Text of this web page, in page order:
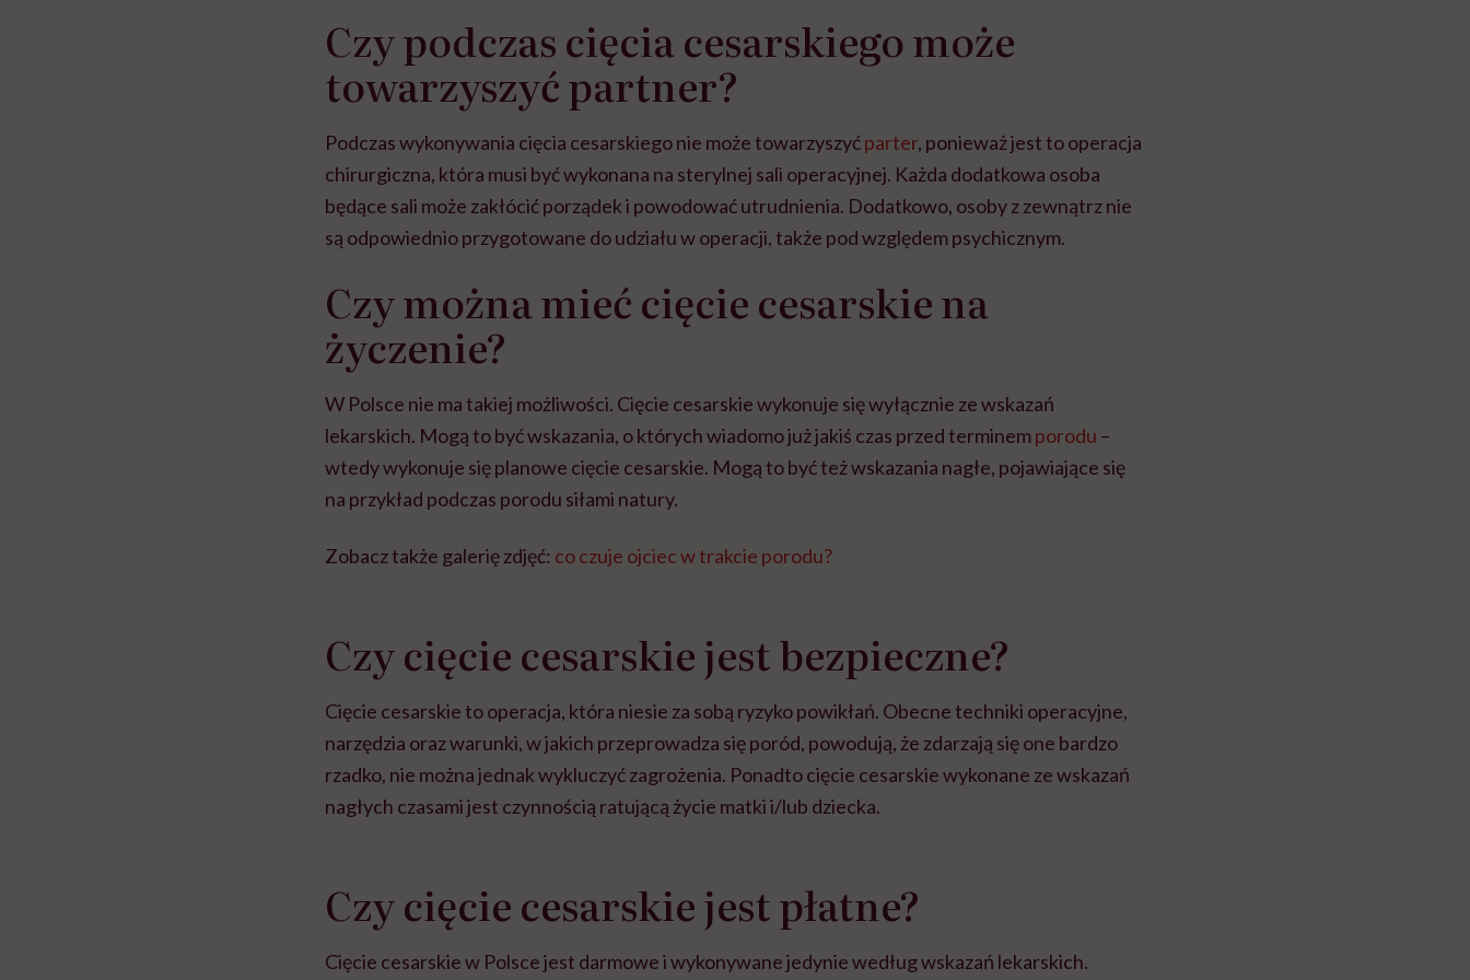
Czy podczas cięcia cesarskiego może
towarzyszyć partner?
Podczas wykonywania cięcia cesarskiego nie może towarzyszyćparter, ponieważ jest to operacja
chirurgiczna, która musi być wykonana na sterylnej sali operacyjnej. Każda dodatkowa osoba
będące sali może zakłócić porządek i powodować utrudnienia. Dodatkowo, osoby z zewnątrz nie
są odpowiednio przygotowane do udziału w operacji, także pod względem psychicznym.
Czy można mieć cięcie cesarskie na
życzenie?
W Polsce nie ma takiej możliwości. Cięcie cesarskie wykonuje się wyłącznie ze wskazań
lekarskich. Mogą to być wskazania, o których wiadomo już jakiś czas przed terminemporodu –
wtedy wykonuje się planowe cięcie cesarskie. Mogą to być też wskazania nagłe, pojawiające się
na przykład podczas porodu siłami natury.
Zobacz także galerię zdjęć: co czuje ojciec w trakcie porodu?
Czy cięcie cesarskie jest bezpieczne?
Cięcie cesarskie to operacja, która niesie za sobą ryzyko powikłań. Obecne techniki operacyjne,
narzędzia oraz warunki, w jakich przeprowadza się poród, powodują, że zdarzają się one bardzo
rzadko, nie można jednak wykluczyć zagrożenia. Ponadto cięcie cesarskie wykonane ze wskazań
nagłych czasami jest czynnością ratującą życie matki i/lub dziecka.
Czy cięcie cesarskie jest płatne?
Cięcie cesarskie w Polsce jest darmowe i wykonywane jedynie według wskazań lekarskich.